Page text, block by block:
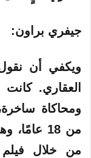
جيفري براون:
ويكفي أن
العقاري.
ومحاكاة
من 18
من خلال فيلم